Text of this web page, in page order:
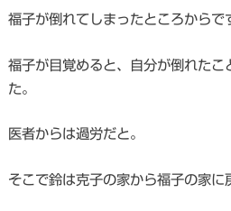
福子が倒れてしまったところからで
福子が目覚めると、自分が倒れたこ
た。
医者からは過労だと。
そこで鈴は克子の家から福子の家に